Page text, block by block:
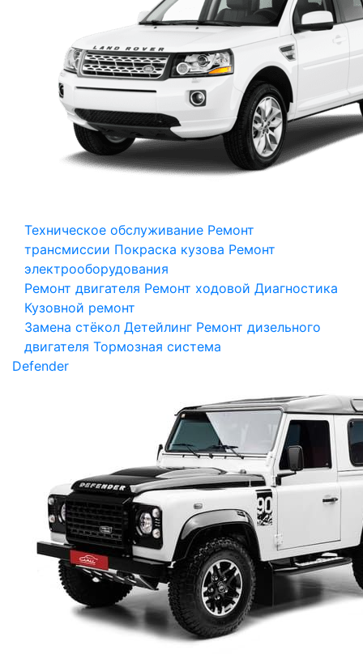
Техническое обслуживание Ремонт
трансмиссии Покраска кузова Ремонт
электрооборудования
Ремонт двигателя Ремонт ходовой Диагностика
Кузовной ремонт
Замена стёкол Детейлинг Ремонт дизельного
двигателя Тормозная система
Defender